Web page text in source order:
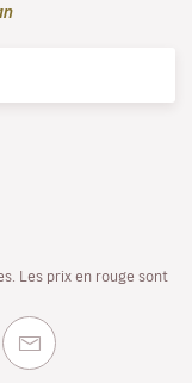
Les prix en rouge sont